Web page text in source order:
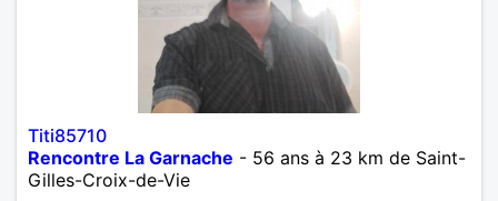
Titi85710
Rencontre La Garnache - 56 ans à 23 km de Saint-
Gilles-Croix-de-Vie